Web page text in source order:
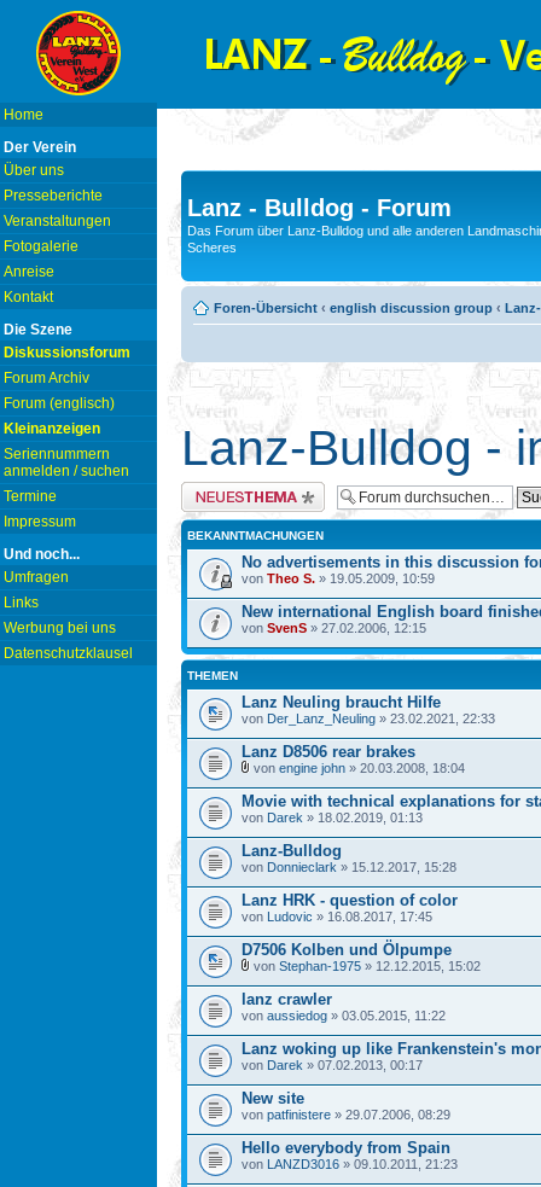
Home
Der Verein
Über uns
Presseberichte
Veranstaltungen
Fotogalerie
Anreise
Kontakt
Die Szene
Diskussionsforum
Forum Archiv
Forum (englisch)
Kleinanzeigen
Seriennummern
anmelden / suchen
Termine
Impressum
Und noch...
Umfragen
Links
Werbung bei uns
Datenschutzklausel
Lanz - Bulldog - Forum
Das Forum über Lanz-Bulldog und alle anderen
Scheres
Foren-Übersicht ‹ english discussion group ‹
Lanz-Bulldog -
Neues Thema erstellen
BEKANNTMACHUNGEN
No advertisements in this discussion
von Theo S. » 19.05.2009, 10:59
New international English board
von SvenS » 27.02.2006, 12:15
THEMEN
Lanz Neuling braucht Hilfe
von Der_Lanz_Neuling » 23.02.2021, 22:33
Lanz D8506 rear brakes
von engine john » 20.03.2008, 18:04
Movie with technical explanations for
von Darek » 18.02.2019, 01:13
Lanz-Bulldog
von Donnieclark » 15.12.2017, 15:28
Lanz HRK - question of color
von Ludovic » 16.08.2017, 17:45
D7506 Kolben und Ölpumpe
von Stephan-1975 » 12.12.2015, 15:02
lanz crawler
von aussiedog » 03.05.2015, 11:22
Lanz woking up like Frankenstein's
von Darek » 07.02.2013, 00:17
New site
von patfinistere » 29.07.2006, 08:29
Hello everybody from Spain
von LANZD3016 » 09.10.2011, 21:23